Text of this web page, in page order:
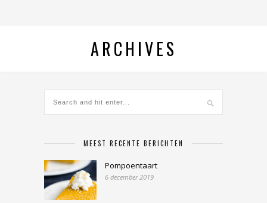
ARCHIVES
MEEST RECENTE BERICHTEN
Pompoentaart
6 december 2019